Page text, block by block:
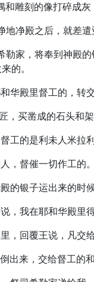
和雕刻的像打碎成
地净殿之后，就差
勒家，将奉到神殿
的。
华殿里督工的，转
，买凿成的石头和
工的是利未人米拉
，督催一切作工的
的银子运出来的时
，我在耶和华殿里
，回覆王说，凡交
出来，交给督工的